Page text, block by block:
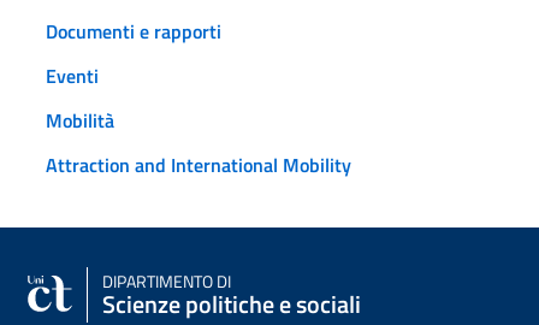
Documenti e rapporti
Eventi
Mobilità
Attraction and International Mobility
DIPARTIMENTO DI
Scienze politiche e sociali